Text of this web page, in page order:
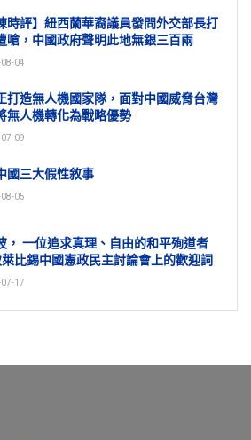
時評】紐西蘭華裔議員發問外交部長打
嗆，中國政府聲明此地無銀三百兩
04
打造無人機國家隊，面對中國威脅台灣
無人機轉化為戰略優勢
09
國三大假性敘事
05
， 一位追求真理、自由的和平殉道者
比錫中國憲政民主討論會上的歡迎詞
17